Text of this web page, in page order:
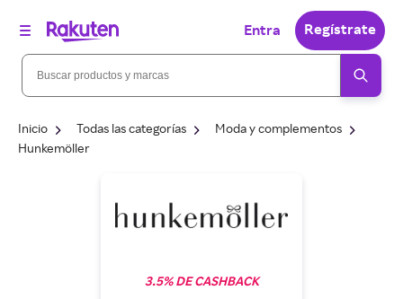
Entra Regístrate
Inicio Todas las categorías
Moda y complementos
Hunkemöller
3.5% DE CASHBACK